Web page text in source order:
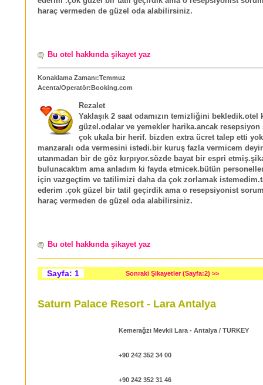
haraç vermeden de güzel oda alabilirsiniz.
Bu otel hakkında şikayet yaz
Konaklama Zamanı:Temmuz
Acenta/Operatör:Booking.com
Rezalet
Yaklaşık 2 saat odamızın temizliğini bekledik.otel
güzel.odalar ve yemekler harika.ancak
çok ukala bir herif. bizden extra ücret talep etti
manzaralı oda vermesini istedi.bir kuruş fazla vermicem
utanmadan bir de göz kırpıyor.sözde bayat bir espri
bulunacaktım ama anladım ki fayda etmicek.bütün
için vazgeçtim ve tatilimizi daha da çok zorlamak
ederim .çok güzel bir tatil geçirdik ama o resepsiyonist
haraç vermeden de güzel oda alabilirsiniz.
Bu otel hakkında şikayet yaz
Sayfa: 1 Sonraki Şikayetler (Sayfa:2) >>
Saturn Palace Resort - Lara Antalya
Kemerağzı Mevkii Lara - Antalya / TURKEY
+90 242 352 34 00
+90 242 352 31 46